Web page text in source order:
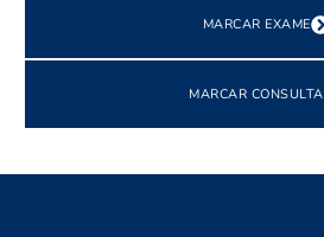
MARCAR EXAME
MARCAR CONSULTA